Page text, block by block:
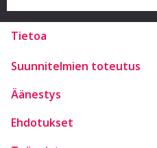
Tietoa
Suunnitelmien toteutus
Äänestys
Ehdotukset